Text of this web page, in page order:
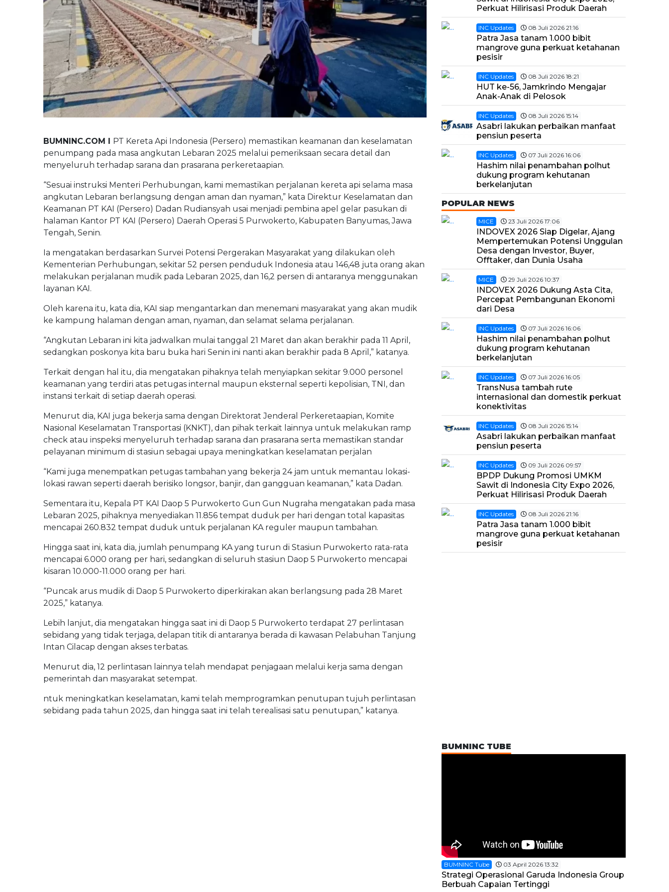
BUMNINC.COM I
PT Kereta Api Indonesia (Persero) memastikan keamanan dan keselamatan
penumpang pada masa angkutan Lebaran 2025 melalui pemeriksaan secara detail dan
menyeluruh terhadap sarana dan prasarana perkeretaapian.
“Sesuai instruksi Menteri Perhubungan, kami memastikan perjalanan kereta api selama masa
angkutan Lebaran berlangsung dengan aman dan nyaman,” kata Direktur Keselamatan dan
Keamanan PT KAI (Persero) Dadan Rudiansyah usai menjadi pembina apel gelar pasukan di
halaman Kantor PT KAI (Persero) Daerah Operasi 5 Purwokerto, Kabupaten Banyumas, Jawa
Tengah, Senin.
Ia mengatakan berdasarkan Survei Potensi Pergerakan Masyarakat yang dilakukan oleh
Kementerian Perhubungan, sekitar 52 persen penduduk Indonesia atau 146,48 juta orang akan
melakukan perjalanan mudik pada Lebaran 2025, dan 16,2 persen di antaranya menggunakan
layanan KAI.
Oleh karena itu, kata dia, KAI siap mengantarkan dan menemani masyarakat yang akan mudik
ke kampung halaman dengan aman, nyaman, dan selamat selama perjalanan.
“Angkutan Lebaran ini kita jadwalkan mulai tanggal 21 Maret dan akan berakhir pada 11 April,
sedangkan poskonya kita baru buka hari Senin ini nanti akan berakhir pada 8 April,” katanya.
Terkait dengan hal itu, dia mengatakan pihaknya telah menyiapkan sekitar 9.000 personel
keamanan yang terdiri atas petugas internal maupun eksternal seperti kepolisian, TNI, dan
instansi terkait di setiap daerah operasi.
Menurut dia, KAI juga bekerja sama dengan Direktorat Jenderal Perkeretaapian, Komite
Nasional Keselamatan Transportasi (KNKT), dan pihak terkait lainnya untuk melakukan ramp
check atau inspeksi menyeluruh terhadap sarana dan prasarana serta memastikan standar
pelayanan minimum di stasiun sebagai upaya meningkatkan keselamatan perjalan
“Kami juga menempatkan petugas tambahan yang bekerja 24 jam untuk memantau lokasi-
lokasi rawan seperti daerah berisiko longsor, banjir, dan gangguan keamanan,” kata Dadan.
Sementara itu, Kepala PT KAI Daop 5 Purwokerto Gun Gun Nugraha mengatakan pada masa
Lebaran 2025, pihaknya menyediakan 11.856 tempat duduk per hari dengan total kapasitas
mencapai 260.832 tempat duduk untuk perjalanan KA reguler maupun tambahan.
Hingga saat ini, kata dia, jumlah penumpang KA yang turun di Stasiun Purwokerto rata-rata
mencapai 6.000 orang per hari, sedangkan di seluruh stasiun Daop 5 Purwokerto mencapai
kisaran 10.000-11.000 orang per hari.
“Puncak arus mudik di Daop 5 Purwokerto diperkirakan akan berlangsung pada 28 Maret
2025,” katanya.
Lebih lanjut, dia mengatakan hingga saat ini di Daop 5 Purwokerto terdapat 27 perlintasan
sebidang yang tidak terjaga, delapan titik di antaranya berada di kawasan Pelabuhan Tanjung
Intan Cilacap dengan akses terbatas.
Menurut dia, 12 perlintasan lainnya telah mendapat penjagaan melalui kerja sama dengan
pemerintah dan masyarakat setempat.
ntuk meningkatkan keselamatan, kami telah memprogramkan penutupan tujuh perlintasan
sebidang pada tahun 2025, dan hingga saat ini telah terealisasi satu penutupan,” katanya.
Perkuat Hilirisasi Produk Daerah
INC Updates 08 Juli 2026 21:16
Patra Jasa tanam 1.000 bibit
mangrove guna perkuat ketahanan
pesisir
INC Updates 08 Juli 2026 18:21
HUT ke-56, Jamkrindo Mengajar
Anak-Anak di Pelosok
INC Updates 08 Juli 2026 15:14
Asabri lakukan perbaikan manfaat
pensiun peserta
INC Updates 07 Juli 2026 16:06
Hashim nilai penambahan polhut
dukung program kehutanan
berkelanjutan
POPULAR NEWS
MICE 23 Juli 2026 17:06
INDOVEX 2026 Siap Digelar, Ajang
Mempertemukan Potensi Unggulan
Desa dengan Investor, Buyer,
Offtaker, dan Dunia Usaha
MICE 29 Juli 2026 10:37
INDOVEX 2026 Dukung Asta Cita,
Percepat Pembangunan Ekonomi
dari Desa
INC Updates 07 Juli 2026 16:06
Hashim nilai penambahan polhut
dukung program kehutanan
berkelanjutan
INC Updates 07 Juli 2026 16:05
TransNusa tambah rute
internasional dan domestik perkuat
konektivitas
INC Updates 08 Juli 2026 15:14
Asabri lakukan perbaikan manfaat
pensiun peserta
INC Updates 09 Juli 2026 09:57
BPDP Dukung Promosi UMKM
Sawit di Indonesia City Expo 2026,
Perkuat Hilirisasi Produk Daerah
INC Updates 08 Juli 2026 21:16
Patra Jasa tanam 1.000 bibit
mangrove guna perkuat ketahanan
pesisir
BUMNINC TUBE
BUMNINC Tube 03 April 2026 13:32
Strategi Operasional Garuda Indonesia Group
Berbuah Capaian Tertinggi
BUMNINC Tube
#CEOMind